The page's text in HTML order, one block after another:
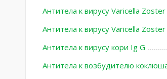
Антитела к вирусу Varicella
Антитела к вирусу Varicella
Антитела к вирусу кори Ig G
Антитела к возбудителю